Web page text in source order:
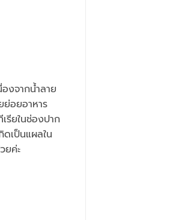
งจากน้ำลาย
อยอาหาร
รียในช่องปาก
ดเป็นแผลใน
ยค่ะ